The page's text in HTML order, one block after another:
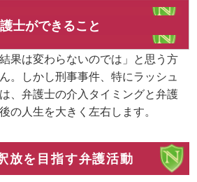
士ができること
果は変わらないのでは」と思う方
。しかし刑事事件、特にラッシュ
、弁護士の介入タイミングと弁護
の人生を大きく左右します。
放を目指す弁護活動